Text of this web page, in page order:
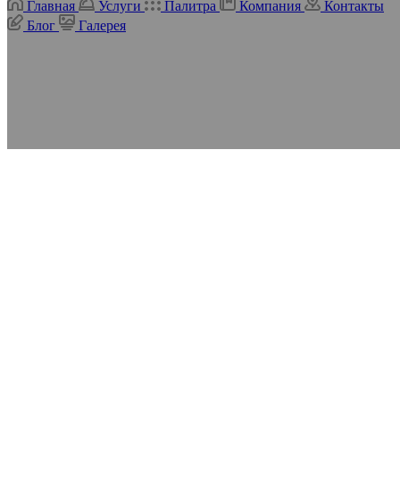
Главная Услуги Палитра Компания
Контакты
Блог
Галерея